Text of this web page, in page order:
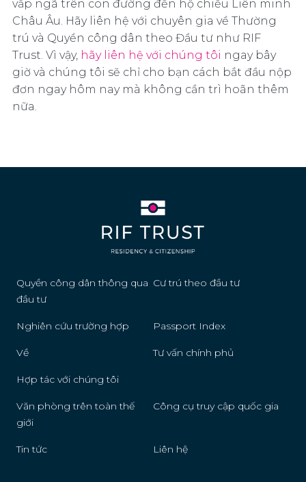
vấp ngã trên con đường đến hộ chiếu Liên minh
Châu Âu. Hãy liên hệ với chuyên gia về Thường
trú và Quyền công dân theo Đầu tư như RIF
Trust. Vì vậy, hãy liên hệ với chúng tôi ngay bây
giờ và chúng tôi sẽ chỉ cho bạn cách bắt đầu nộp
đơn ngay hôm nay mà không cần trì hoãn thêm
nữa.
Quyền công dân thông qua
đầu tư
Cư trú theo đầu tư
Nghiên cứu trường hợp Passport Index
Về Tư vấn chính phủ
Hợp tác với chúng tôi
Văn phòng trên toàn thế
giới
Công cụ truy cập quốc gia
Tin tức Liên hệ